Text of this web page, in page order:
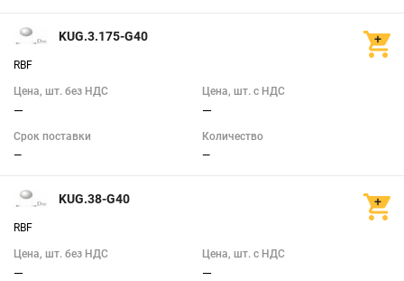
KUG.3.175-G40
RBF
Цена, шт. без НДС
—
Цена, шт. с НДС
—
Срок поставки
—
Количество
—
KUG.38-G40
RBF
Цена, шт. без НДС
—
Цена, шт. с НДС
—